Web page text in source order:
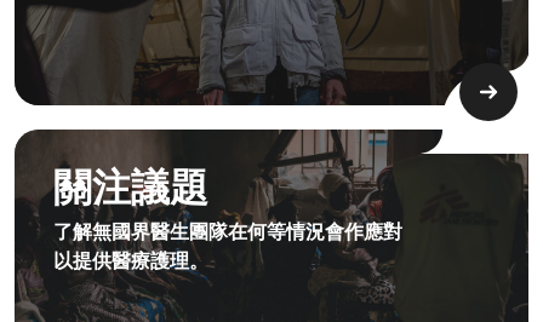
關注議題
了解無國界醫生團隊在何等情況會作應對
以提供醫療護理。
4.2.1 Issues Of Focus Medical Sexualviolence Topimage